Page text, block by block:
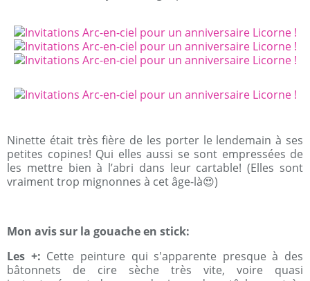
Ninette était très fière de les porter le lendemain à ses
petites copines! Qui elles aussi se sont empressées de
les mettre bien à l’abri dans leur cartable! (Elles sont
vraiment trop mignonnes à cet âge-là😍)
Mon avis sur la gouache en stick:
Les +: Cette peinture qui s'apparente presque à des
bâtonnets de cire sèche très vite, voire quasi